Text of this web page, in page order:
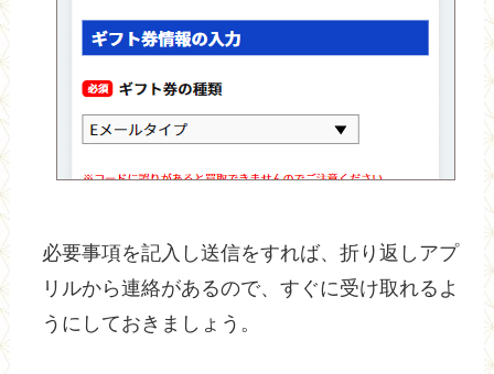
必要事項を記入し送信をすれば、折り返しアプ
リルから連絡があるので、すぐに受け取れるよ
うにしておきましょう。